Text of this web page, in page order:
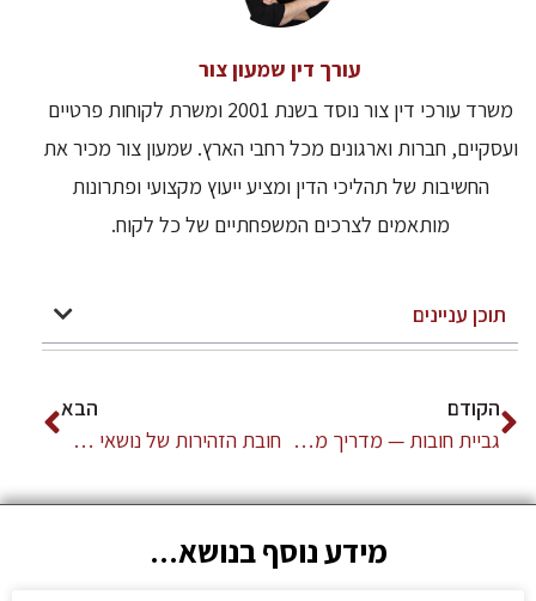
עורך דין שמעון צור
משרד עורכי דין צור נוסד בשנת 2001 ומשרת לקוחות פרטיים
ועסקיים, חברות וארגונים מכל רחבי הארץ. שמעון צור מכיר את
החשיבות של תהליכי הדין ומציע ייעוץ מקצועי ופתרונות
מותאמים לצרכים המשפחתיים של כל לקוח.
תוכן עניינים
הקודם
גביית חובות — מדריך משפטי לעסקים | עו"ד שמעון צור
הבא
חובת הזהירות של נושאי משרה בחברה
מידע נוסף בנושא...